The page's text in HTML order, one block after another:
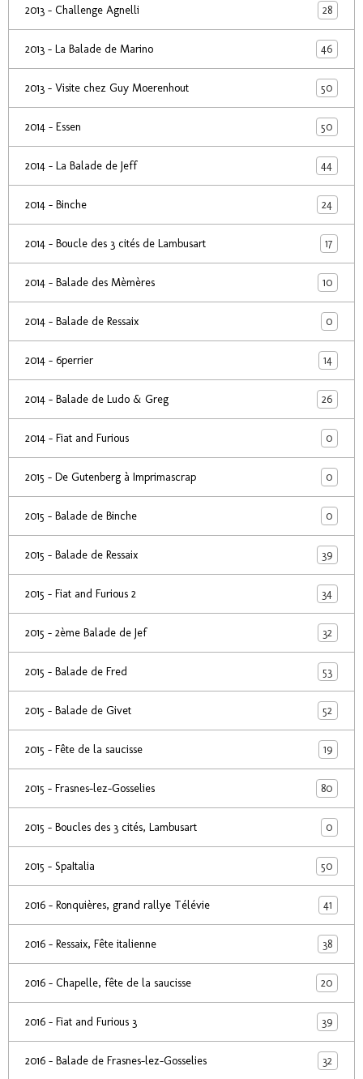
2013 - Challenge Agnelli 28
2013 - La Balade de Marino 46
2013 - Visite chez Guy Moerenhout 50
2014 - Essen 50
2014 - La Balade de Jeff 44
2014 - Binche 24
2014 - Boucle des 3 cités de Lambusart 17
2014 - Balade des Mèmères 10
2014 - Balade de Ressaix 0
2014 - 6perrier 14
2014 - Balade de Ludo & Greg 26
2014 - Fiat and Furious 0
2015 - De Gutenberg à Imprimascrap 0
2015 - Balade de Binche 0
2015 - Balade de Ressaix 39
2015 - Fiat and Furious 2 34
2015 - 2ème Balade de Jef 32
2015 - Balade de Fred 53
2015 - Balade de Givet 52
2015 - Fête de la saucisse 19
2015 - Frasnes-lez-Gosselies 80
2015 - Boucles des 3 cités, Lambusart 0
2015 - SpaItalia 50
2016 - Ronquières, grand rallye Télévie 41
2016 - Ressaix, Fête italienne 38
2016 - Chapelle, fête de la saucisse 20
2016 - Fiat and Furious 3 39
2016 - Balade de Frasnes-lez-Gosselies 32